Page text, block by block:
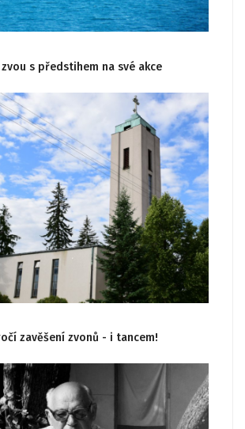
s předstihem na své akce
zavěšení zvonů - i tancem!